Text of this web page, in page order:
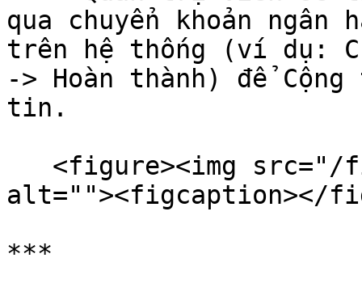
qua chuyển khoản
trên hệ thống (ví dụ:
-> Hoàn thành) để
tin.
alt=""><figcaption></
***